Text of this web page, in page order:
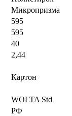
Микропризма
595
595
40
2,44
Картон
WOLTA Std
РФ